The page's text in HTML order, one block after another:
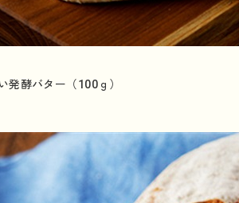
発酵バター（100ｇ）